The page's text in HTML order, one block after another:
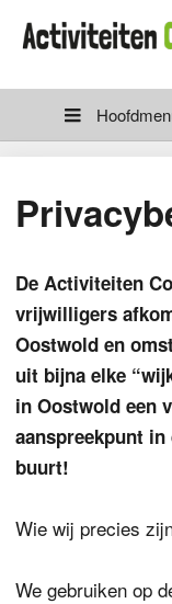
De Activiteiten
vrijwilligers
Oostwold en
uit bijna elke
in Oostwold een
aanspreekpunt in
buurt!
Wie wij precies
We gebruiken op